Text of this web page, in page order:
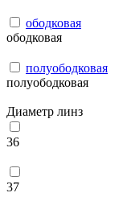
ободковая
ободковая
полуободковая
полуободковая
Диаметр линз
36
37